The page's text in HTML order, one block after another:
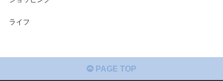
ライフ
PAGE TOP